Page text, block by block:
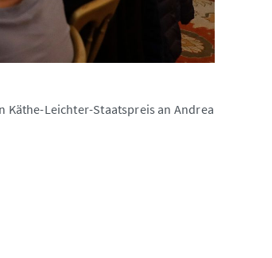
Leichter-Staatspreis an Andrea